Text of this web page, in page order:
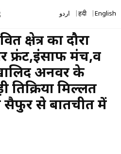
اردو हिंदी English
क्षेत्र का दौरा
फ्रंट,इंसाफ मंच,व
अनवर के
मिल्लत
सैफुर से बातचीत में